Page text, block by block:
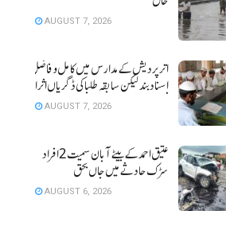
AUGUST 7, 2026
اتر پردیش کےمدارس میں کامل و فاضل کی
اسناد بند لیکن سابقہ طلبا کی ڈگریا ں اثرانداز
AUGUST 7, 2026
عتیق احمد کے بیٹے آبان سمیت 2 افراد
سڑک حادثے میں جاں بحق
AUGUST 6, 2026